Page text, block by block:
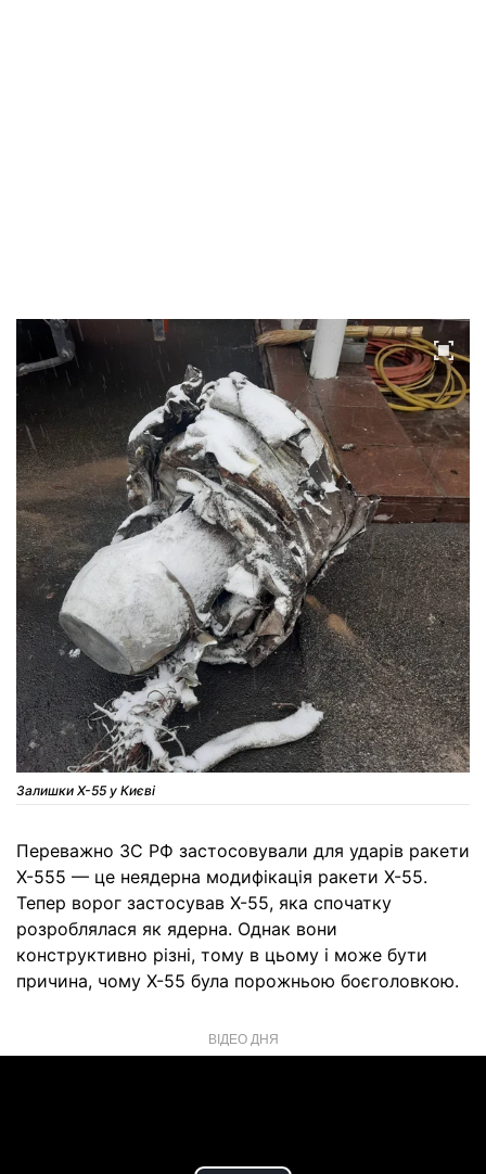
Залишки Х-55 у Києві
Переважно ЗС РФ застосовували для ударів ракети
Х-555 — це неядерна модифікація ракети Х-55.
Тепер ворог застосував Х-55, яка спочатку
розроблялася як ядерна. Однак вони
конструктивно різні, тому в цьому і може бути
причина, чому Х-55 була порожньою боєголовкою.
ВІДЕО ДНЯ